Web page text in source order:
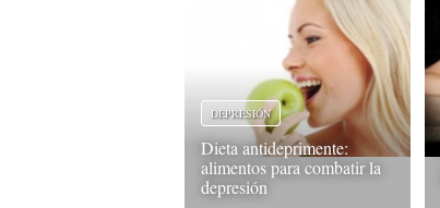
DEPRESIÓN
Dieta antideprimente:
alimentos para combatir la
depresión